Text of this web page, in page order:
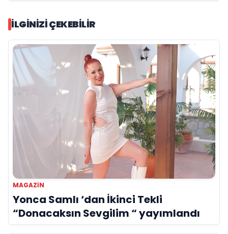
İLGINIZI ÇEKEBILIR
MAGAZIN
Yonca Samlı ‘dan İkinci Tekli
“Donacaksın Sevgilim “ yayımlandı